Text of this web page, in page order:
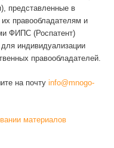
представленные в
правообладателям и
ФИПС (Роспатент)
индивидуализации
правообладателей.
на почту info@mnogo-
материалов